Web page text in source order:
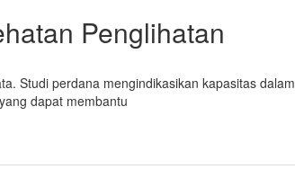
Penglihatan
Studi perdana mengindikasikan kapasitas dalam
dapat membantu